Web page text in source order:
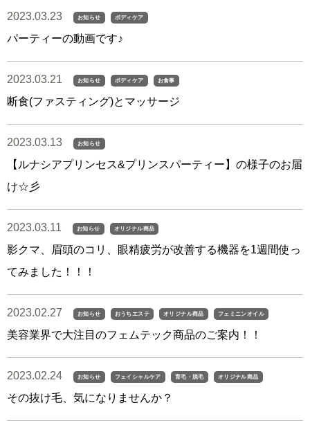
2023.03.23 お知らせ ボディケア
パーティーの動画です♪
2023.03.21 お知らせ ボディケア お食事
断食(ファスティング)とマッサージ
2023.03.13 お知らせ
【ルナシアプリンセス&プリンスパーティー】の様子のお届
け☆彡
2023.03.11 お知らせ オリジナル商品
影クマ、眉頭のコリ、眼精疲労が改善する機器を1週間使っ
てみました！！！
2023.02.27 お知らせ おうちエステ オリジナル商品 フェミニンオイル
美容業界で大注目のフェムテック商品のご案内！！
2023.02.24 お知らせ フェイシャルケア 育毛・脱毛 オリジナル商品
その抜け毛、気になりませんか？